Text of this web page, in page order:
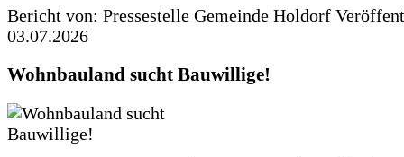
Bericht von: Pressestelle Gemeinde Holdorf
03.07.2026
Wohnbauland sucht Bauwillige!